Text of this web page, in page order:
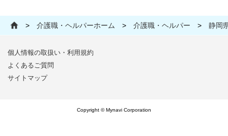
> 介護職・ヘルパーホーム > 介護職・ヘルパー > 静岡
個人情報の取扱い・利用規約
よくあるご質問
サイトマップ
Copyright © Mynavi Corporation